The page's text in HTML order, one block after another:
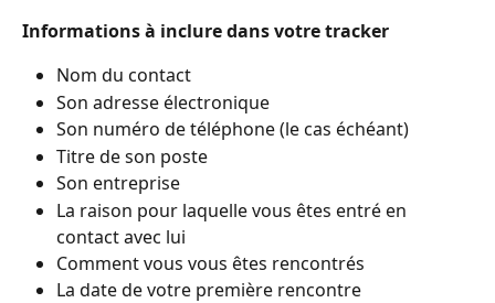
Informations à inclure dans votre tracker
Nom du contact
Son adresse électronique
Son numéro de téléphone (le cas échéant)
Titre de son poste
Son entreprise
La raison pour laquelle vous êtes entré en
contact avec lui
Comment vous vous êtes rencontrés
La date de votre première rencontre